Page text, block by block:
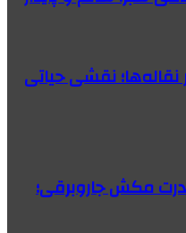
نقاله‌ها؛ نقشی حیاتی
مکش جاروبرقی؛